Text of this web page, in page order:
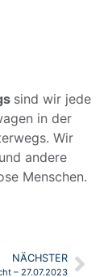
sind wir jede
in der
Wir
andere
Menschen.
NÄCHSTER
– 27.07.2023